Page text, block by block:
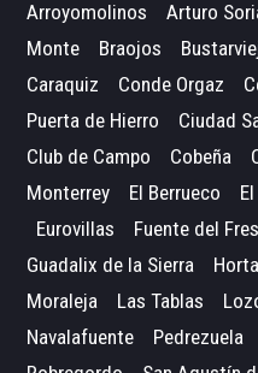
Arroyomolinos
Arturo
Monte
Braojos
Caraquiz
Conde Orgaz
Puerta de Hierro
Ciudad
Club de Campo
Cobeña
Monterrey
El Berrueco
Eurovillas
Fuente del
Guadalix de la Sierra
Moraleja
Las Tablas
Navalafuente
Pedrezuela